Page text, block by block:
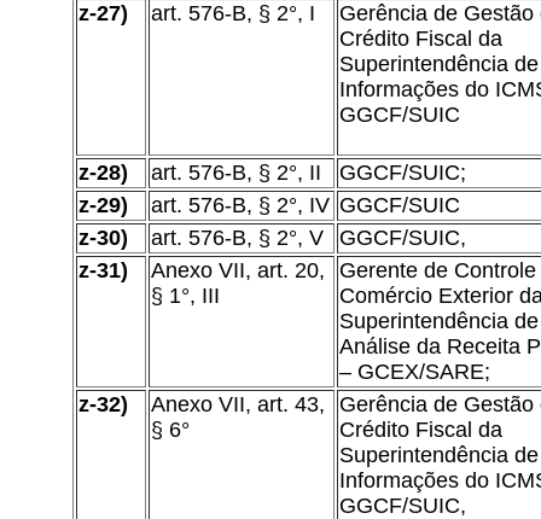
z-27)
art. 576-B, § 2°, I
Gerência de Gestão
Crédito Fiscal da
Superintendência de
Informações do
GGCF/SUIC
z-28) art. 576-B, § 2°, II
GGCF/SUIC;
z-29)
art. 576-B, § 2°, IV GGCF/SUIC
z-30)
art. 576-B, § 2°, V
GGCF/SUIC,
z-31)
Anexo VII, art. 20,
§ 1°, III
Gerente de Controle
Comércio Exterior
Superintendência de
Análise da Receita
– GCEX/SARE;
z-32)
Anexo VII, art. 43,
§ 6°
Gerência de Gestão
Crédito Fiscal da
Superintendência de
Informações do
GGCF/SUIC,